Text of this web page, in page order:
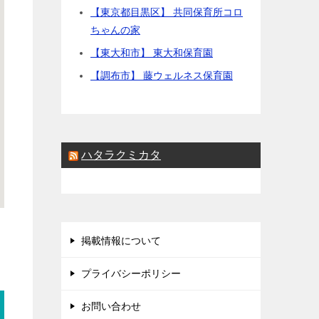
【東京都目黒区】 共同保育所コロ
ちゃんの家
【東大和市】 東大和保育園
【調布市】 藤ウェルネス保育園
ハタラクミカタ
掲載情報について
プライバシーポリシー
お問い合わせ